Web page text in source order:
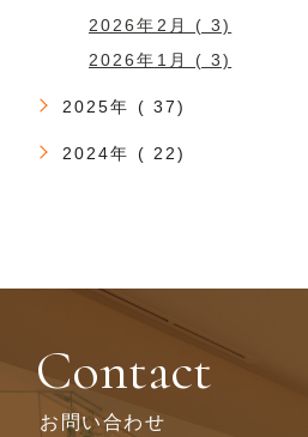
2026年2月 ( 3)
2026年1月 ( 3)
2025年 ( 37)
2024年 ( 22)
Contact
お問い合わせ